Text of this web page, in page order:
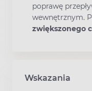
poprawę
wewnętrznym.
zwiększonego
Wskazania